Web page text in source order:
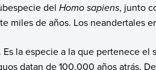
delHomo sapiens, junto
miles de años. Los neandertales
. Es la especie a la que pertenece el
datan de 100.000 años atrás.